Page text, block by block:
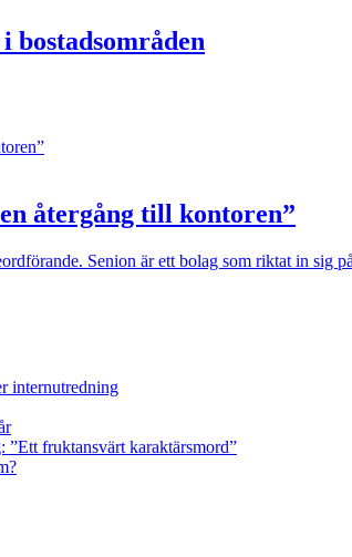
bostadsområden
återgång till kontoren”
Senion är ett bolag som riktat in sig
internutredning
fruktansvärt karaktärsmord”